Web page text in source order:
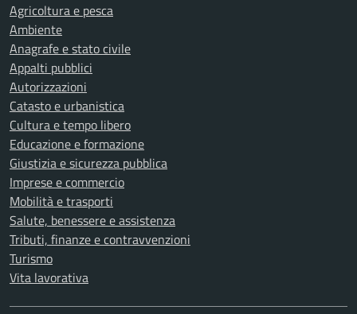
Agricoltura e pesca
Ambiente
Anagrafe e stato civile
Appalti pubblici
Autorizzazioni
Catasto e urbanistica
Cultura e tempo libero
Educazione e formazione
Giustizia e sicurezza pubblica
Imprese e commercio
Mobilità e trasporti
Salute, benessere e assistenza
Tributi, finanze e contravvenzioni
Turismo
Vita lavorativa